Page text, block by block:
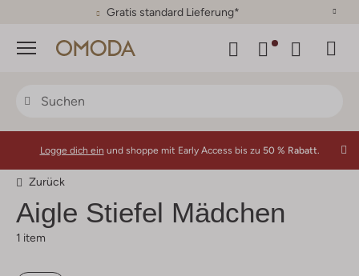
30 Tage Rückgaberecht
Menü
Logge dich ein und shoppe mit Early Access bis zu 50 % Rabatt.
Zurück
Aigle Stiefel Mädchen
1 item